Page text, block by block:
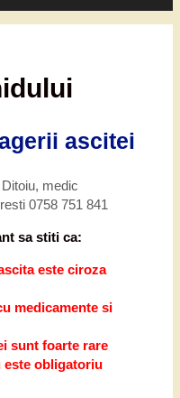
ascitei
medic
0758 751 841
sa stiti ca:
este ciroza
medicamente si
sunt foarte rare
este obligatoriu